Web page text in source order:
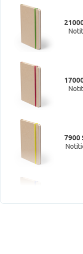
7900